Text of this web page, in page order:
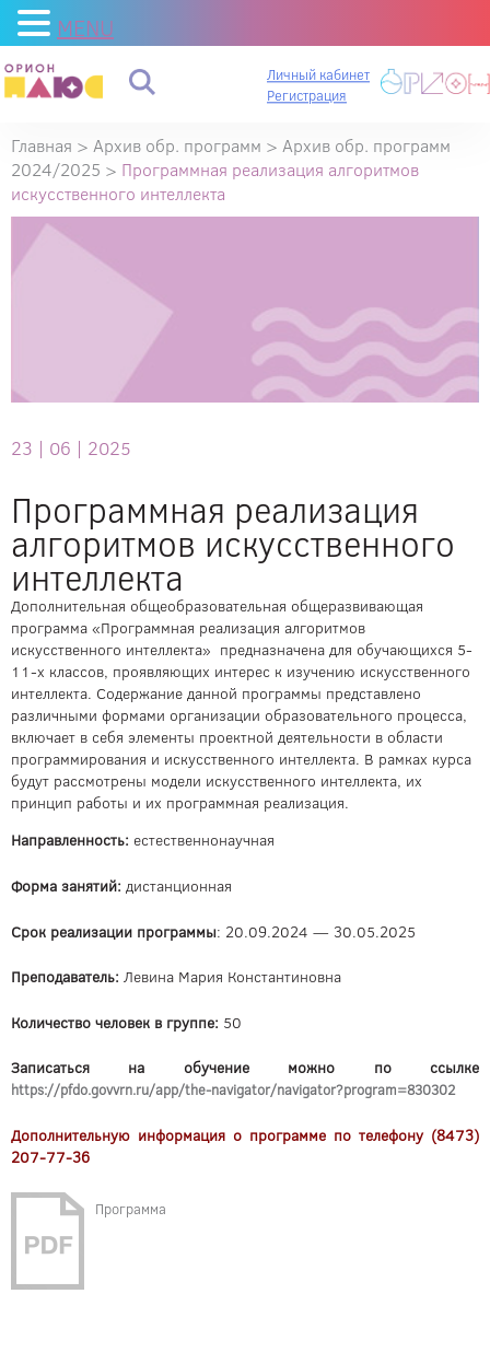
Личный кабинет
Регистрация
Главная > Архив обр. программ > Архив обр. программ
2024/2025 > Программная реализация алгоритмов
искусственного интеллекта
23 | 06 | 2025
Программная реализация
алгоритмов искусственного
интеллекта
Дополнительная общеобразовательная общеразвивающая
программа «Программная реализация алгоритмов
искусственного интеллекта» предназначена для обучающихся 5-
11-х классов, проявляющих интерес к изучению искусственного
интеллекта. Содержание данной программы представлено
различными формами организации образовательного процесса,
включает в себя элементы проектной деятельности в области
программирования и искусственного интеллекта. В рамках курса
будут рассмотрены модели искусственного интеллекта, их
принцип работы и их программная реализация.
Направленность: естественнонаучная
Форма занятий: дистанционная
Срок реализации программы: 20.09.2024 — 30.05.2025
Преподаватель: Левина Мария Константиновна
Количество человек в группе: 50
Записаться на обучение можно по ссылке
https://pfdo.govvrn.ru/app/the-navigator/navigator?program=830302
Дополнительную информация о программе по телефону (8473)
207-77-36
Программа
MENU